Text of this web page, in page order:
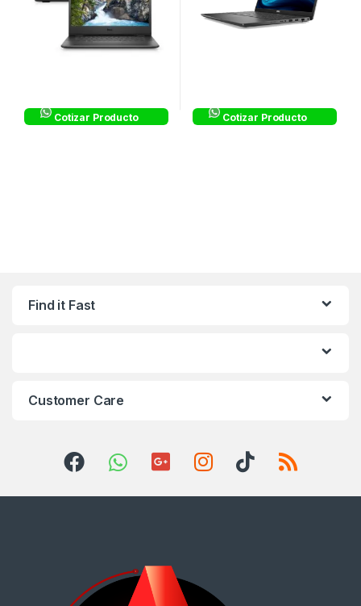
Cotizar Producto Cotizar Producto
Find it Fast
Customer Care